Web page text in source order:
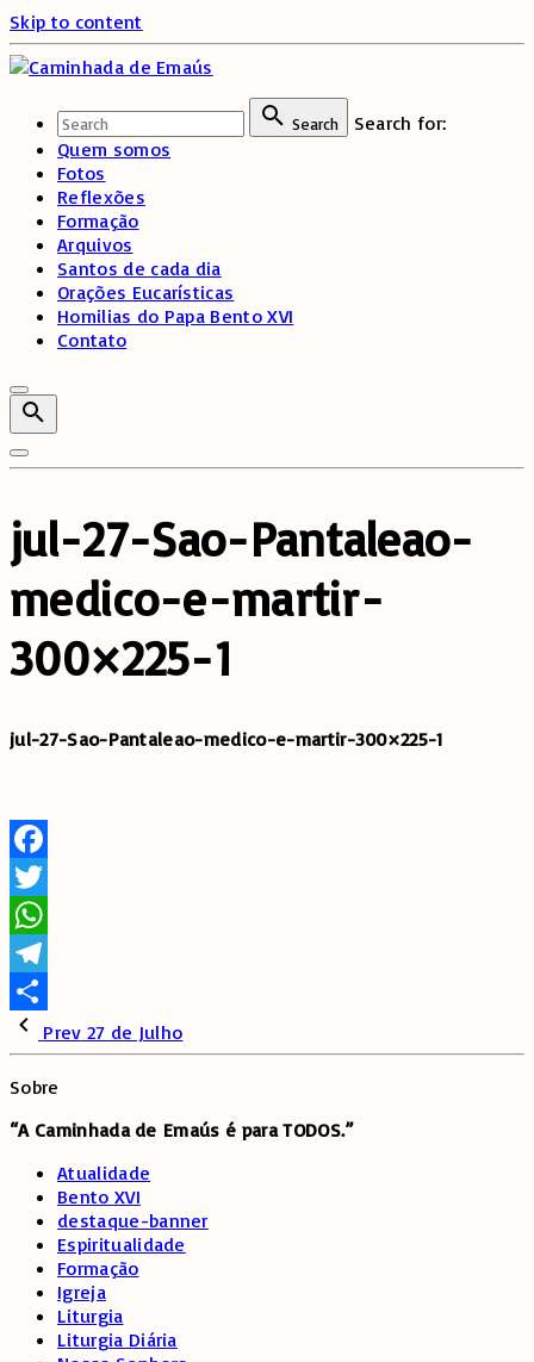
Skip to content
Search
Search for:
Quem somos
Fotos
Reflexões
Formação
Arquivos
Santos de cada dia
Orações Eucarísticas
Homilias do Papa Bento XVI
Contato
jul-27-Sao-Pantaleao-
medico-e-martir-
300×225-1
jul-27-Sao-Pantaleao-medico-e-martir-300×225-1
Facebook
Twitter
WhatsApp
Telegram
SharePrev 27 de Julho
Sobre
“A Caminhada de Emaús é para TODOS.”
Atualidade
Bento XVI
destaque-banner
Espiritualidade
Formação
Igreja
Liturgia
Liturgia Diária